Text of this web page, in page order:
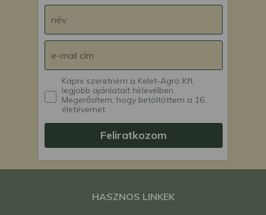
Kapni szeretném a Kelet-Agro Kft.
legjobb ajánlatait hírlevélben.
Megerősítem, hogy betöltöttem a 16.
életévemet.
Feliratkozom
HASZNOS LINKEK